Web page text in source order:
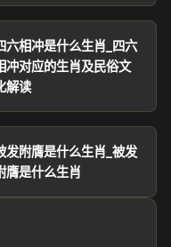
六相冲是什么生肖_四六
冲对应的生肖及民俗文
解读
发附膺是什么生肖_被发
膺是什么生肖